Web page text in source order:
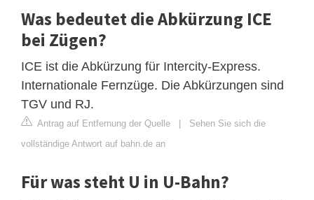
Was bedeutet die Abkürzung ICE
bei Zügen?
ICE ist die Abkürzung für Intercity-Express.
Internationale Fernzüge. Die Abkürzungen sind
TGV und RJ.
Antrag auf Entfernung der Quelle | Sehen Sie sich die
vollständige Antwort auf bahn.de an
Für was steht U in U-Bahn?